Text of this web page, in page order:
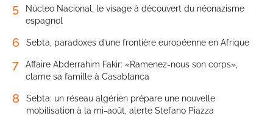
5
Núcleo Nacional, le visage à découvert du néonazisme
espagnol
6 Sebta, paradoxes d’une frontière européenne en Afrique
7
Affaire Abderrahim Fakir: «Ramenez-nous son corps»,
clame sa famille à Casablanca
8
Sebta: un réseau algérien prépare une nouvelle
mobilisation à la mi-août, alerte Stefano Piazza